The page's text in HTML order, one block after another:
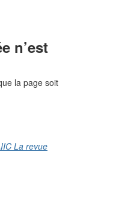
n’est
la page soit
La revue